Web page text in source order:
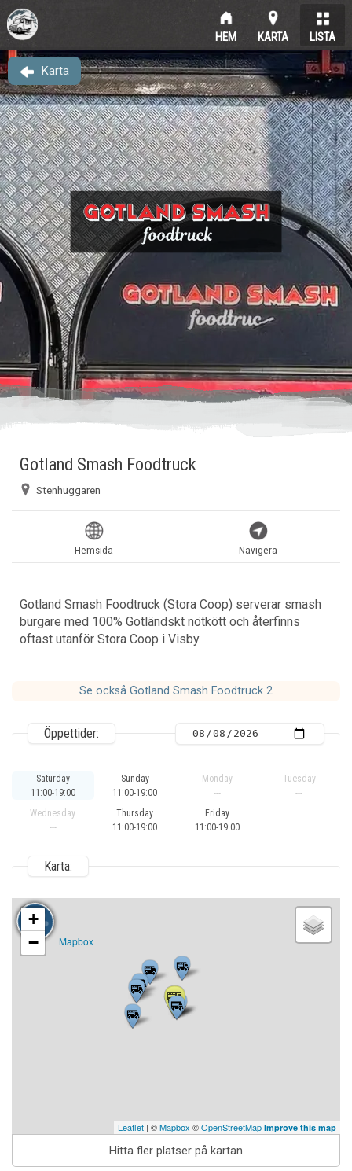
HEM KARTA LISTA
Karta
Gotland Smash Foodtruck
Hemsida Navigera
Stenhuggaren
Gotland Smash Foodtruck (Stora Coop) serverar smash
burgare med 100% Gotländskt nötkött och återfinns
oftast utanför Stora Coop i Visby.
Se också Gotland Smash Foodtruck 2
Öppettider:
Saturday
11:00-19:00
Sunday
11:00-19:00
Monday
---
Tuesday
---
Wednesday
---
Thursday
11:00-19:00
Friday
11:00-19:00
Karta:
Mapbox
+
−
Leaflet | ©Mapbox ©OpenStreetMap Improve this map
Hitta fler platser på kartan